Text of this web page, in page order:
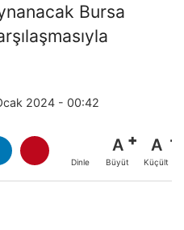
Bursa
2024 - 00:42
Dinle
A
Büyüt
A
Küçült